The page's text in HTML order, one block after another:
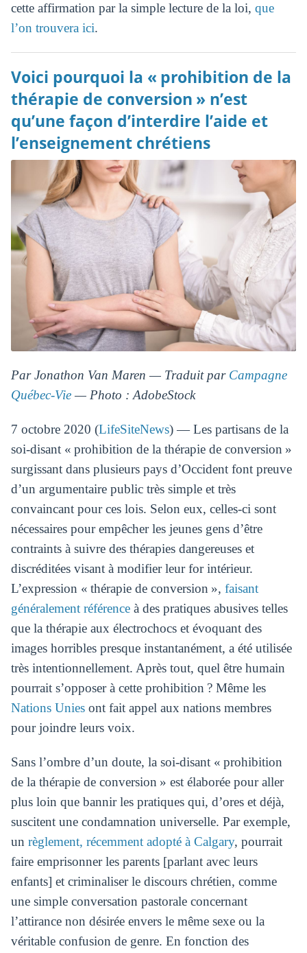
cette affirmation par la simple lecture de la loi, que
l’on trouvera ici.
Voici pourquoi la « prohibition de la
thérapie de conversion » n’est
qu’une façon d’interdire l’aide et
l’enseignement chrétiens
Par Jonathon Van Maren — Traduit par Campagne
Québec-Vie— Photo : AdobeStock
7 octobre 2020 (LifeSiteNews) — Les partisans de la
soi-disant « prohibition de la thérapie de conversion »
surgissant dans plusieurs pays d’Occident font preuve
d’un argumentaire public très simple et très
convaincant pour ces lois. Selon eux, celles-ci sont
nécessaires pour empêcher les jeunes gens d’être
contraints à suivre des thérapies dangereuses et
discréditées visant à modifier leur for intérieur.
L’expression « thérapie de conversion », faisant
généralement référenceà des pratiques abusives telles
que la thérapie aux électrochocs et évoquant des
images horribles presque instantanément, a été utilisée
très intentionnellement. Après tout, quel être humain
pourrait s’opposer à cette prohibition ? Même les
Nations Uniesont fait appel aux nations membres
pour joindre leurs voix.
Sans l’ombre d’un doute, la soi-disant « prohibition
de la thérapie de conversion » est élaborée pour aller
plus loin que bannir les pratiques qui, d’ores et déjà,
suscitent une condamnation universelle. Par exemple,
un règlement, récemment adopté à Calgary, pourrait
faire emprisonner les parents [parlant avec leurs
enfants] et criminaliser le discours chrétien, comme
une simple conversation pastorale concernant
l’attirance non désirée envers le même sexe ou la
véritable confusion de genre. En fonction des